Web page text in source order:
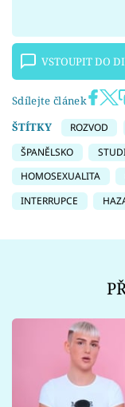
VSTOUPIT DO
Sdílejte článek
ŠTÍTKY
ROZVOD
ŠPANĚLSKO
HOMOSEXUALITA
INTERRUPCE